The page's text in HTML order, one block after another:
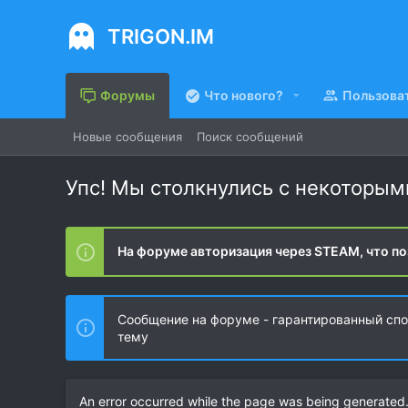
TRIGON.IM
Форумы Что нового?
Новые сообщения Поиск сообщений
Упс! Мы столкнулись с
На форуме авторизация через STEAM, что
Сообщение на форуме - гарантированный
тему
An error occurred while the page was being